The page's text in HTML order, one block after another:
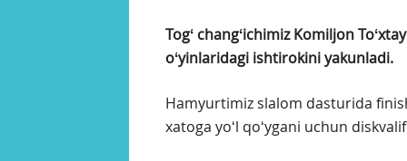
Togʻ changʻichimiz Komiljon
oʻyinlaridagi ishtirokini yakunladi.
Hamyurtimiz slalom dasturida
xatoga yoʻl qoʻygani uchun